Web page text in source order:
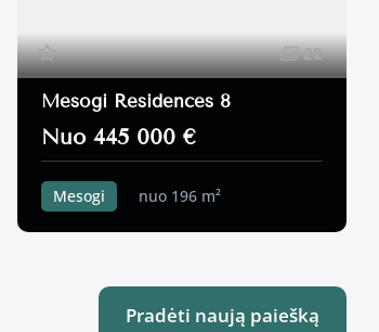
22
Mesogi Residences 8
Nuo 445 000 €
Mesogi
nuo 196 m²
Pradėti naują paiešką